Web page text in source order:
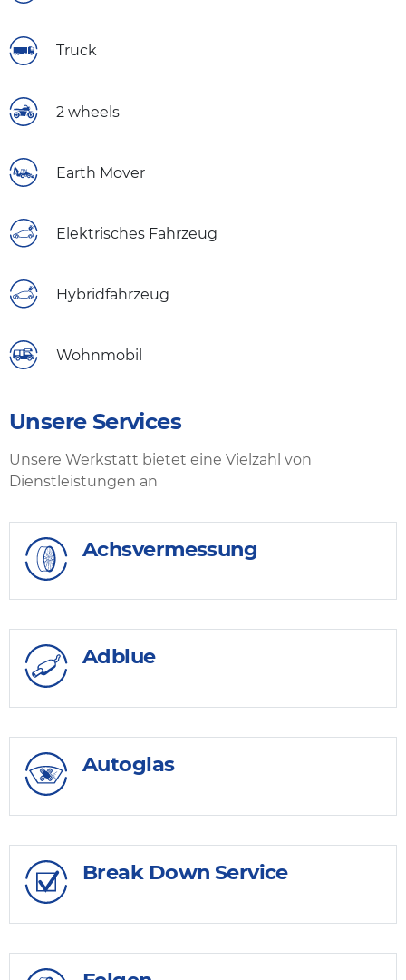
Truck
2 wheels
Earth Mover
Elektrisches Fahrzeug
Hybridfahrzeug
Wohnmobil
Unsere Services
Unsere Werkstatt bietet eine Vielzahl von
Dienstleistungen an
Achsvermessung
Adblue
Autoglas
Break Down Service